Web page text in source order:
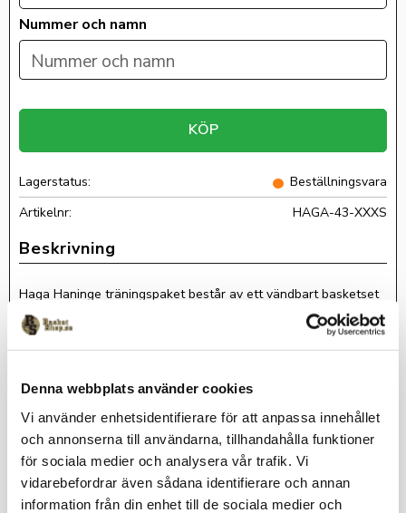
Denna webbplats använder cookies
Vi använder enhetsidentifierare för att anpassa innehållet
och annonserna till användarna, tillhandahålla funktioner
för sociala medier och analysera vår trafik. Vi
vidarebefordrar även sådana identifierare och annan
information från din enhet till de sociala medier och
KÖP
Nummer och namn
Lagerstatus
Beställningsvara
Artikelnr
HAGA-43-XXXS
Haga Haninge träningspaket består av ett vändbart basketset
med Haga Haninge fram på båda sidor av linnet, nummer bak
på båda sidor av linnet. En basketryggsäck med klubbmärke på
locket och Namn under klubbmärket, samt en vattenflaska om
Leveranstid: Ca 3 veckor för kläder med klubbtryck.
Material: Mjuk och skön 100% polyester.
Finns i stl 3XS - 3XL
Storlekar: XXXS/128, XXS/140, XS/152, S, M, L, XL, XXL, XXXL.
Omdömen